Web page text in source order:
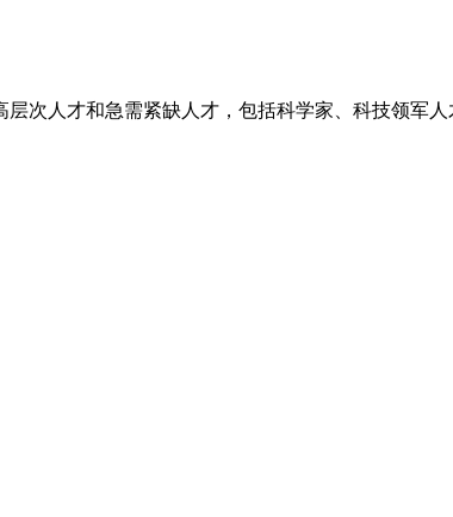
层次人才和急需紧缺人才，包括科学家、科技领军